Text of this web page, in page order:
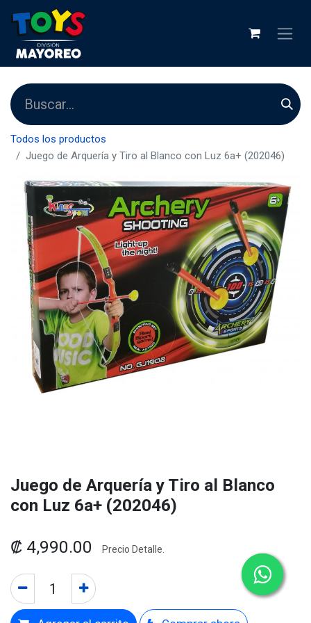
Todos los productos
Juego de Arquería y Tiro al Blanco con Luz 6a+ (202046)
Juego de Arquería y Tiro al Blanco
con Luz 6a+ (202046)
₡ 4,990.00 Precio Detalle.